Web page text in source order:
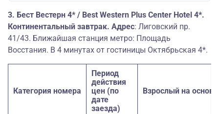
3. Бест Вестерн 4* / Best Western Plus Center Hotel 4*.
Континентальный завтрак. Адрес: Лиговский пр.
41/43. Ближайшая станция метро: Площадь
Восстания. В 4 минутах от гостиницы Октябрьская 4*.
Категория номера
Период
действия
цен (по
дате
заезда)
Взрослый на